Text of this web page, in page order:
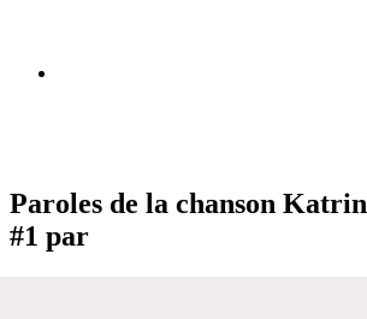
Paroles de la chanson
#1 par